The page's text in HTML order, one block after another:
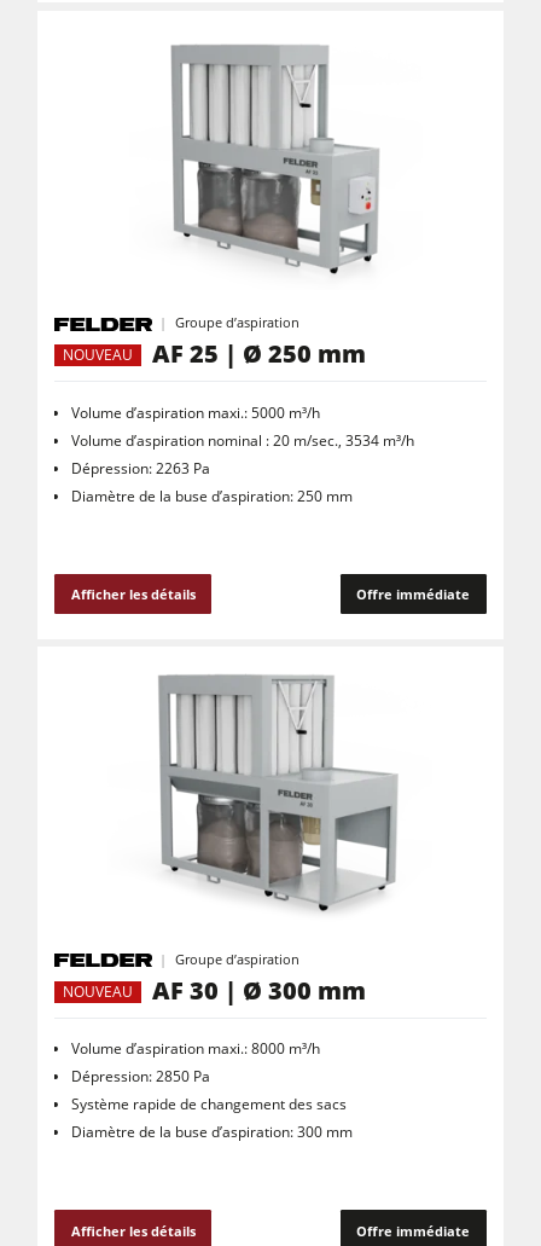
Groupe d’aspiration
NOUVEAU
AF 25 | Ø 250 mm
Volume d’aspiration maxi.: 5000 m³/h
Volume d’aspiration nominal : 20 m/sec., 3534 m³/h
Dépression: 2263 Pa
Diamètre de la buse d’aspiration: 250 mm
Afficher les détails Offre immédiate
Groupe d’aspiration
NOUVEAU
AF 30 | Ø 300 mm
Volume d’aspiration maxi.: 8000 m³/h
Dépression: 2850 Pa
Système rapide de changement des sacs
Diamètre de la buse d’aspiration: 300 mm
Afficher les détails Offre immédiate